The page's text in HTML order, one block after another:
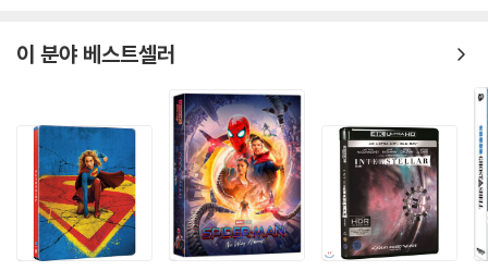
이 분야 베스트셀러